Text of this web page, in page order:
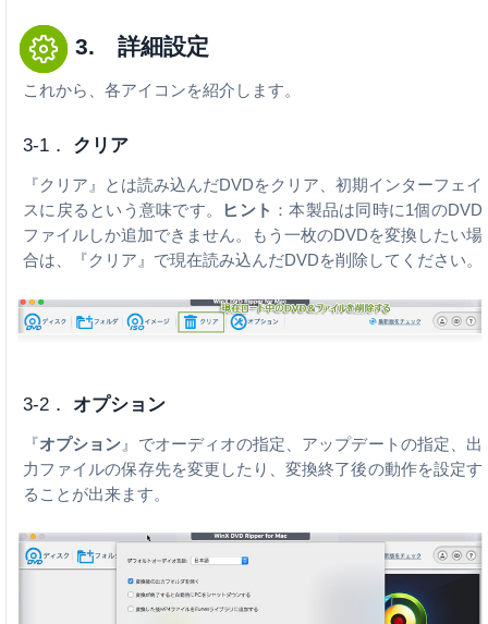
3. 詳細設定
これから、各アイコンを紹介します。
3-1． クリア
『クリア』とは読み込んだDVDをクリア、初期インターフェイ
スに戻るという意味です。
ヒント ：本製品は同時に1個のDVD
ファイルしか追加できません。もう一枚のDVDを変換したい場
合は、『クリア』で現在読み込んだDVDを削除してください。
3-2． オプション
『オプション 』でオーディオの指定、アップデートの指定、出
力ファイルの保存先を変更したり、変換終了後の動作を設定す
ることが出来ます。